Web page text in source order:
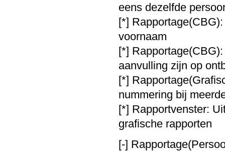
eens dezelfde
[*]
voornaam
[*]
aanvulling zijn op
[*]
nummering bij
[*] Rapportvenster:
grafische rapporten
[-]